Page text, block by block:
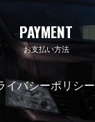
PAYMENT
お支払い方法
イバシーポリシー